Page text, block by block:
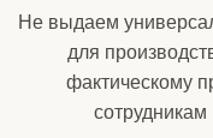
Не выдаем
для
фактическому